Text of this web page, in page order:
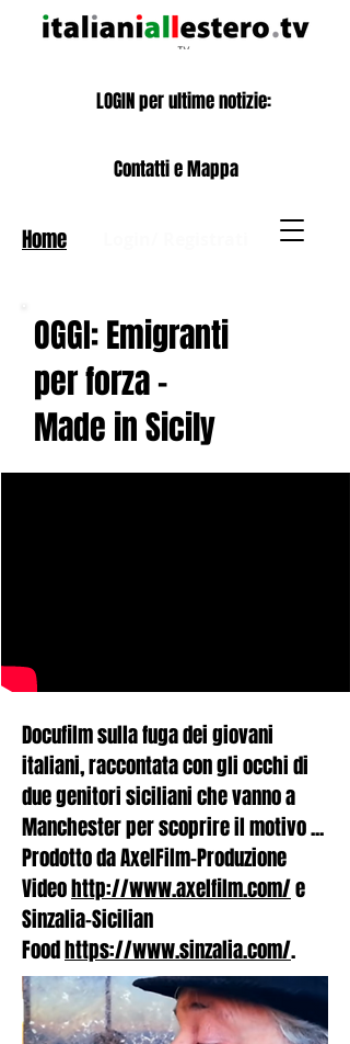
Contatti e Mappa
Home
LOGIN per ultime notizie:
OGGI: Emigranti
per forza -
Made in Sicily
Docufilm sulla fuga dei giovani
italiani, raccontata con gli occhi di
due genitori siciliani che vanno a
Manchester per scoprire il motivo ...
Prodotto da AxelFilm-Produzione
Videohttp://www.axelfilm.com/e
Sinzalia-Sicilian
Foodhttps://www.sinzalia.com/.